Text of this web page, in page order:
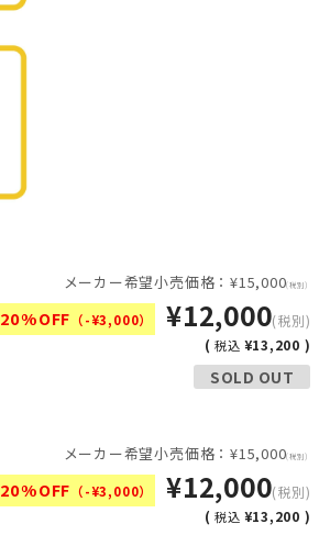
メーカー希望小売価格：¥15,000(税別)
20%OFF （-¥3,000） ¥12,000(税別)
(税込 ¥13,200 )
SOLD OUT
メーカー希望小売価格：¥15,000(税別)
20%OFF （-¥3,000） ¥12,000(税別)
(税込 ¥13,200 )